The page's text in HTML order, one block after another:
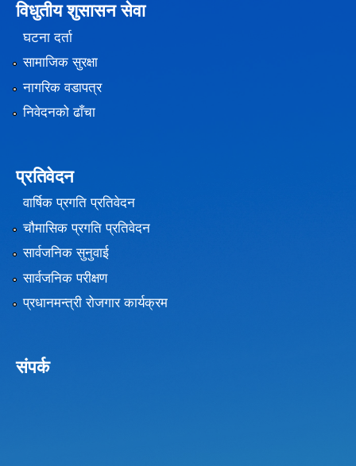
विधुतीय शुसासन सेवा
घटना दर्ता
सामाजिक सुरक्षा
नागरिक वडापत्र
निवेदनको ढाँचा
प्रतिवेदन
वार्षिक प्रगति प्रतिवेदन
चौमासिक प्रगति प्रतिवेदन
सार्वजनिक सुनुवाई
सार्वजनिक परीक्षण
प्रधानमन्त्री रोजगार कार्यक्रम
संपर्क